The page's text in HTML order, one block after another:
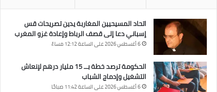
اتحاد المسيحيين المغاربة يدين تصريحات قس
إسباني دعا إلى قصف الرباط وإعادة غزو المغرب
6 أغسطس 2026 على الساعة 12:12 مساءً
الحكومة ترصد خطة بــ 15 مليار درهم لإنعاش
التشغيل وإدماج الشباب
6 أغسطس 2026 على الساعة 11:42 صباحًا